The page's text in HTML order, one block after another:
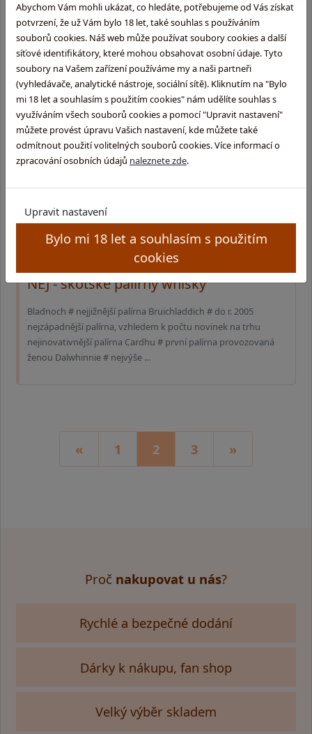
Abychom Vám mohli ukázat, co hledáte, potřebujeme od Vás získat
potvrzení, že už Vám bylo 18 let, také souhlas s používáním
souborů cookies. Náš web může používat soubory cookies a další
síťové identifikátory, které mohou obsahovat osobní údaje. Tyto
soubory na Vašem zařízení používáme my a naši partneři
(vyhledávače, analytické nástroje, sociální sítě). Kliknutím na "Bylo
mi 18 let a souhlasím s použitím cookies" nám udělíte souhlas s
využíváním všech souborů cookies a pomocí "Upravit nastavení"
můžete provést úpravu Vašich nastavení, kde můžete také
odmítnout použití volitelných souborů cookies. Více informací o
zpracování osobních údajů naleznete zde.
Upravit nastavení
Bylo mi 18 let a souhlasím s použitím
cookies
Den Sv. Patrika - patrona Irska
17. březen - den sv. Patrika. Pro milovníky kvalitního alkoholu
je to už tradičně svátek k oslavování všeho irského - včetně
irské whiskey.
NEJ - skotské palírny whisky
Bladnoch # nejjižnější palírna Bruichladdich # do r. 2005
nejzápadnější palírna, vzhledem k počtu novinek na trhu
nejinovativnější palírna Cardhu # první palírna provozovaná
ženou Dalwhinnie # nejvýše …
« 1 2 3 »
Proč nakupovat u nás?
Rychlé a bezpečné dodání
Dárky k nákupu, fan shop
Velký výběr skladem